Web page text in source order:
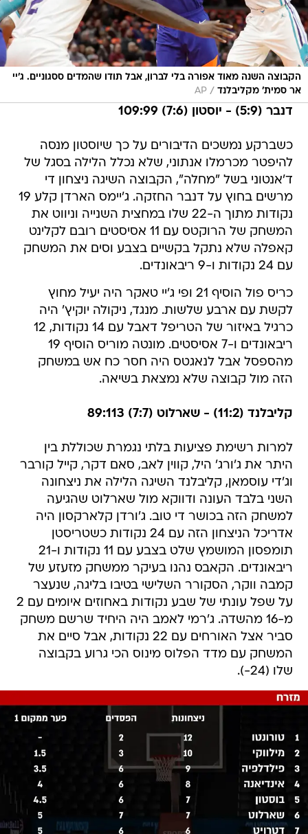
הקבוצה השנה מאוד אפורה בלי לברון, אבל תודו שהמדים ססגוניים. ג'יי
אר סמית' מקליבלנד /
AP
דנבר (5:9) - יוסטון (7:6) 109:99
כשברקע נמשכים הדיבורים על כך שיוסטון מנסה
להיפטר מכרמלו אנתוני, שלא נכלל הלילה בסגל של
ד'אנטוני בשל "מחלה", הקבוצה השיגה ניצחון די
מרשים בחוץ על דנבר החזקה. ג'יימס הארדן קלע 19
נקודות מתוך ה-22 שלו במחצית השנייה וניווט את
המשחק של הרוקטס עם 11 אסיסטים רובם לקלינט
קאפלה שלא נתקל בקשיים בצבע וסים את המשחק
עם 24 נקודות ו-9 ריבאונדים.
כריס פול הוסיף 21 ופי ג'יי טאקר היה יעיל מחוץ
לקשת עם ארבע שלשות. מנגד, ניקולה יוקיץ' היה
כרגיל באיזור של הטריפל דאבל עם 14 נקודות, 12
ריבאונדים ו-7 אסיסטים. מונטה מוריס הוסיף 19
מהספסל אבל לנאגטס היה חסר כח אש במשחק
הזה מול קבוצה שלא נמצאת בשיאה.
קליבלנד (11:2) - שארלוט (7:7) 89:113
למרות רשימת פציעות בלתי נגמרת שכוללת בין
היתר את ג'ורג' היל, קווין לאב, סאם דקר, קייל קורבר
וג'די עוסמאן, קליבלנד השיגה הלילה את ניצחונה
השני בלבד העונה ודווקא מול שארלוט שהגיעה
למשחק הזה בכושר די טוב. ג'ורדן קלארקסון היה
אדריכל הניצחון הזה עם 24 נקודות כשטריסטן
תומפסון המושמץ שלט בצבע עם 11 נקודות ו-21
ריבאונדים. הקאבס נהנו בעיקר ממשחק מזעזע של
קמבה ווקר, הסקורר השלישי בטיבו בליגה, שנעצר
על שפל עונתי של שבע נקודות באחוזים איומים עם 2
מ-16 מהשדה. ג'רמי לאמב היה היחיד שרשם משחק
סביר אצל האורחים עם 22 נקודות, אבל סיים את
המשחק עם מדד הפלוס מינוס הכי גרוע בקבוצה
שלו (24-).